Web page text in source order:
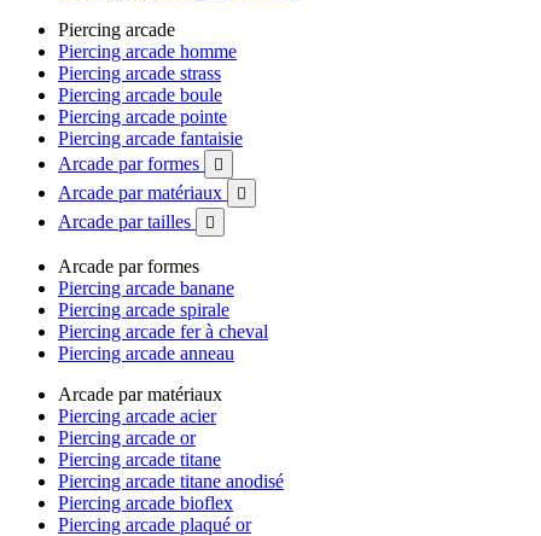
Piercing arcade
Piercing arcade homme
Piercing arcade strass
Piercing arcade boule
Piercing arcade pointe
Piercing arcade fantaisie
Arcade par formes

Arcade par matériaux 
Arcade par tailles 
Arcade par formes
Piercing arcade banane
Piercing arcade spirale
Piercing arcade fer à cheval
Piercing arcade anneau
Arcade par matériaux
Piercing arcade acier
Piercing arcade or
Piercing arcade titane
Piercing arcade titane anodisé
Piercing arcade bioflex
Piercing arcade plaqué or